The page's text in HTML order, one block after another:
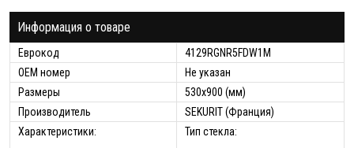
Информация о товаре
Еврокод
4129RGNR5FDW1M
ОЕМ номер
Не указан
Размеры
530x900 (мм)
Производитель
SEKURIT (Франция)
Характеристики:
Тип стекла: